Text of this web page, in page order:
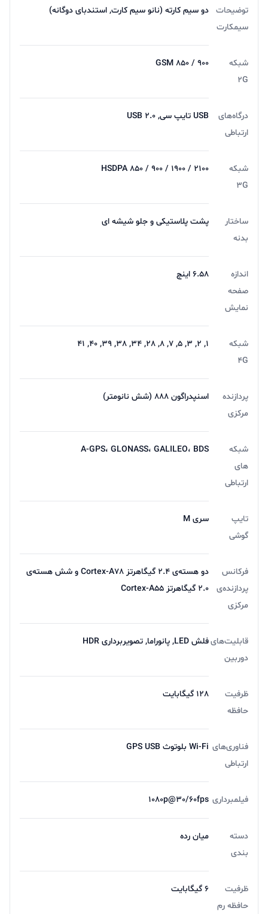
توضیحات
سیمکارت
دو سیم کارته (نانو سیم کارت, استندبای دوگانه)
شبکه
2G
GSM 850 / 900
درگاه‌های
ارتباطی
USB تایپ سی, USB 2.0
شبکه
3G
HSDPA 850 / 900 / 1900 / 2100
ساختار
بدنه
پشت پلاستیکی و جلو شیشه ای
اندازه
صفحه
نمایش
6.58 اینچ
شبکه
4G
1, 2, 3, 5, 7, 8, 28, 34, 38, 39, 40, 41
پردازنده
مرکزی
اسنپدراگون 888 (شش نانومتر)
شبکه
های
ارتباطی
A-GPS، GLONASS، GALILEO، BDS
تایپ
گوشی
سری M
فرکانس
پردازنده‌ی
مرکزی
دو هسته‌ی 2.4 گیگاهرتز Cortex-A78 و شش هسته‌ی
2.0 گیگاهرتز Cortex-A55
قابلیت‌های
دوربین
فلش LED, پانوراما, تصویربرداری HDR
ظرفیت
حافظه
128 گیگابایت
فناوری‌های
ارتباطی
Wi-Fi بلوتوث GPS USB
فیلمبرداری 1080p@30/60fps
دسته
بندی
میان رده
ظرفیت
حافظه رم
6 گیگابایت